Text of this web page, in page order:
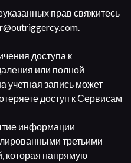
прав свяжитесь
доступа к
или полной
учетная запись может
доступ к Сервисам
информации
третьими
которая напрямую